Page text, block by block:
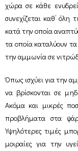
χώρα σε κάθε
συνεχίζεται καθ’ όλη
κατά την οποία
τα οποία καταλύουν
την αμμωνία σε
Όπως ισχύει για την
να βρίσκονται σε
Ακόμα και μικρές
προβλήματα στα
Υψηλότερες τιμές
μοιραίες για την